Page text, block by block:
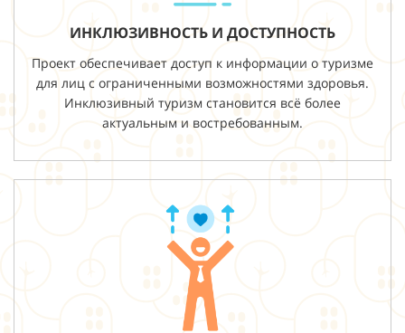
ИНКЛЮЗИВНОСТЬ И ДОСТУПНОСТЬ
Проект обеспечивает доступ к информации о туризме
для лиц с ограниченными возможностями здоровья.
Инклюзивный туризм становится всё более
актуальным и востребованным.